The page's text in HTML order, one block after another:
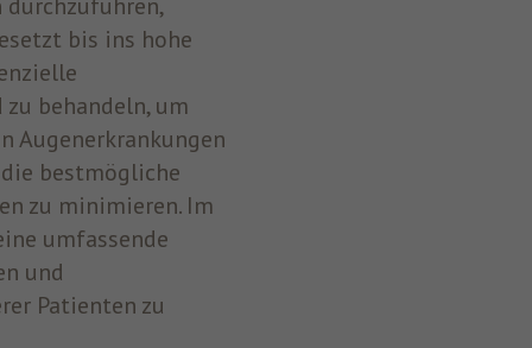
bis ins hohe
behandeln, um
Augenerkrankungen
bestmögliche
zu minimieren. Im
umfassende
und
Patienten zu